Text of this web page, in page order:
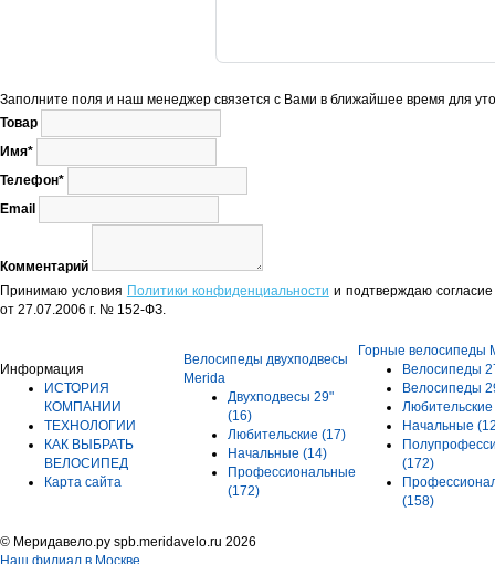
Заполните поля и наш менеджер связется с Вами в ближайшее время для
Товар
Имя*
Телефон*
Email
Комментарий
Принимаю условия Политики конфиденциальности и подтверждаю
от 27.07.2006 г. № 152-ФЗ.
Информация
ИСТОРИЯ
КОМПАНИИ
ТЕХНОЛОГИИ
КАК ВЫБРАТЬ
ВЕЛОСИПЕД
Карта сайта
Велосипеды двухподвесы
Merida
Двухподвесы 29"
(16)
Любительские (17)
Начальные (14)
Профессиональные
(172)
Горные велосипеды
Велосипеды
Велосипеды
Любительские
Начальные
(172)
(158)
© Меридавело.ру spb.meridavelo.ru 2026
Наш филиал в Москве